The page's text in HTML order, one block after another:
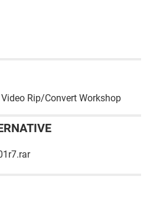
Rip/Convert Workshop